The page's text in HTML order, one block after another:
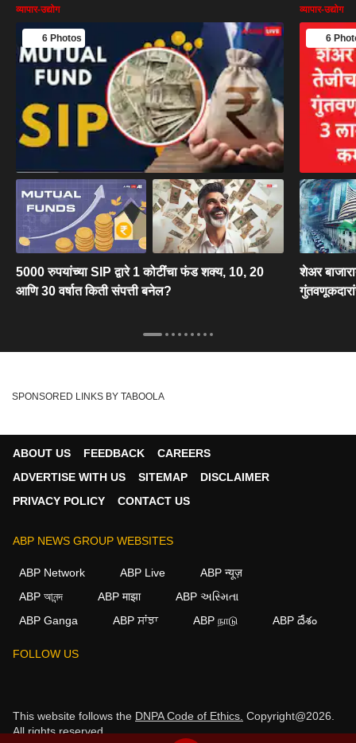
व्यापार-उद्योग
6 Photos
5000 रुपयांच्या SIP द्वारे 1 कोटींचा फंड शक्य, 10, 20
आणि 30 वर्षात किती संपत्ती बनेल?
व्यापार-उद्योग
6
शेअर
SPONSORED LINKS BY TABOOLA
ABOUT US FEEDBACK
CAREERS
ADVERTISE WITH US
SITEMAP
DISCLAIMER
PRIVACY POLICY
CONTACT US
ABP NEWS GROUP WEBSITES
ABP Network ABP Live
ABP न्यूज़
ABP আনন্দ
ABP माझा
ABP અસ્મિતા
ABP Ganga
ABP ਸਾਂਝਾ ABP நாடு ABP దేశం
FOLLOW US
This website follows the DNPA Code of Ethics. Copyright@2026.
All rights reserved.